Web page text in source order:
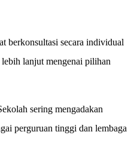
berkonsultasi secara individual
lanjut mengenai pilihan
sering mengadakan
perguruan tinggi dan lembaga